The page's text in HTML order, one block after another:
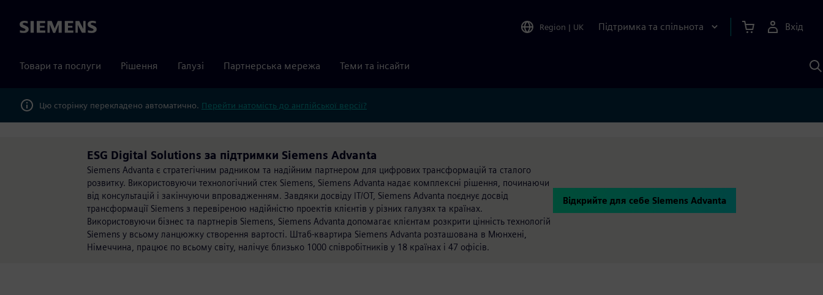
Siemens Region | UK Підтримка та спільнота Вхід
Товари та послуги Рішення Галузі Партнерська мережа Теми та інсайти
Цю сторінку перекладено автоматично. Перейти натомість до англійської версії?
ESG Digital Solutions за підтримки Siemens Advanta
Siemens Advanta є стратегічним радником та надійним партнером для цифрових трансформацій та сталого
розвитку. Використовуючи технологічний стек Siemens, Siemens Advanta надає комплексні рішення, починаючи
від консультацій і закінчуючи впровадженням. Завдяки досвіду IT/OT, Siemens Advanta поєднує досвід
трансформації Siemens з перевіреною надійністю проектів клієнтів у різних галузях та країнах.
Використовуючи бізнес та партнерів Siemens, Siemens Advanta допомагає клієнтам розкрити цінність технологій
Siemens у всьому ланцюжку створення вартості. Штаб-квартира Siemens Advanta розташована в Мюнхені,
Німеччина, працює по всьому світу, налічує близько 1000 співробітників у 18 країнах і 47 офісів.
Відкрийте для себе Siemens Advanta